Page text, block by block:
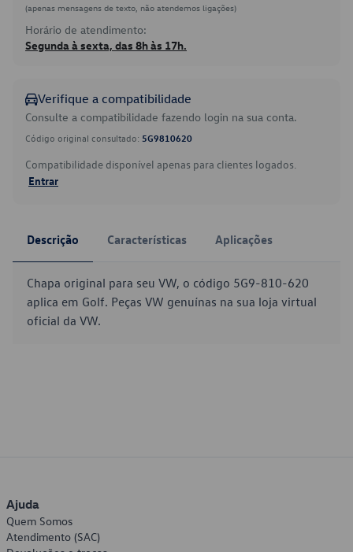
(apenas mensagens de texto, não atendemos ligações)
Horário de atendimento:
Segunda à sexta, das 8h às 17h.
Verifique a compatibilidade
Consulte a compatibilidade fazendo login na sua conta.
Código original consultado: 5G9810620
Compatibilidade disponível apenas para clientes logados.
Entrar
Descrição Características Aplicações
Chapa original para seu VW, o código 5G9-810-620
aplica em Golf. Peças VW genuínas na sua loja virtual
oficial da VW.
Ajuda
Quem Somos
Atendimento (SAC)